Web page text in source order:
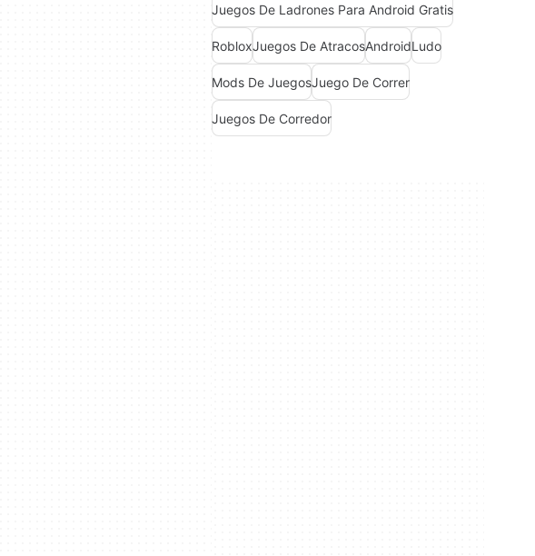
Juegos De Ladrones Para Android Gratis
RobloxJuegos De AtracosAndroidLudo
Mods De JuegosJuego De Correr
Juegos De Corredor